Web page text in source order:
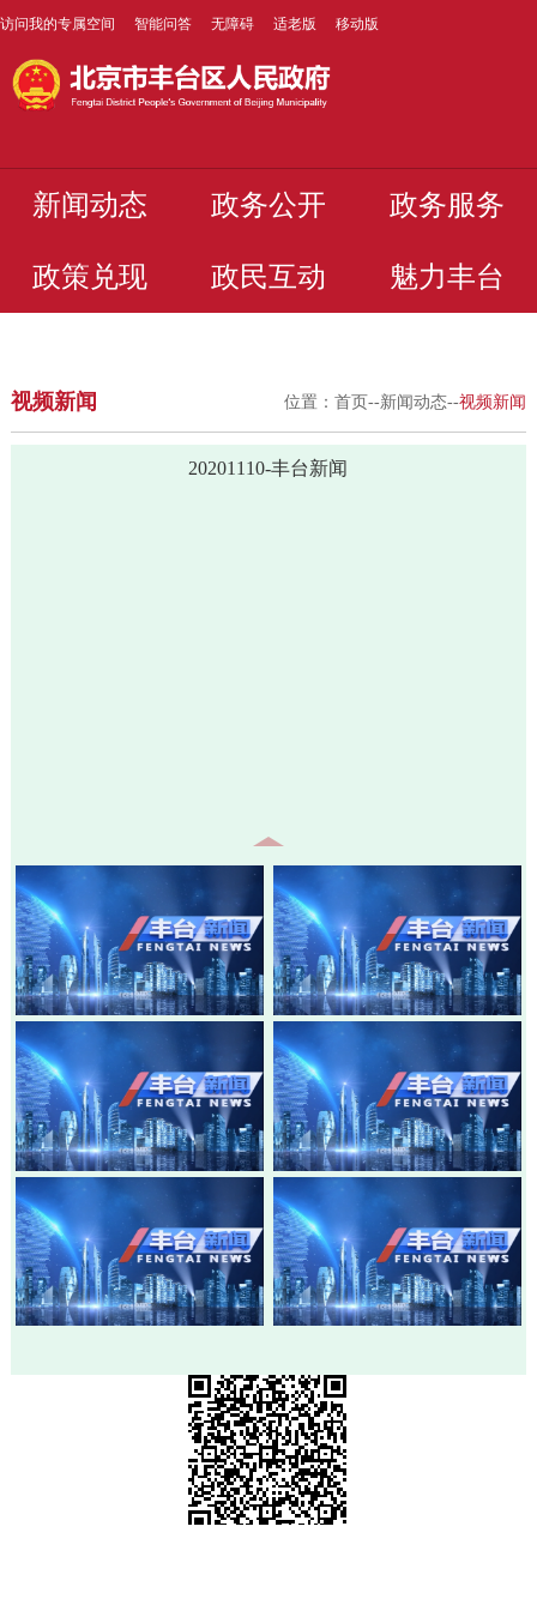
访问我的专属空间 智能问答 无障碍 适老版 移动版
新闻动态 政务公开 政务服务
政策兑现 政民互动 魅力丰台
视频新闻 位置：首页--新闻动态--视频新闻
20201110-丰台新闻
20260805-丰台新闻
20260803-丰台新闻
20260730-丰台新闻
20260728-丰台新闻